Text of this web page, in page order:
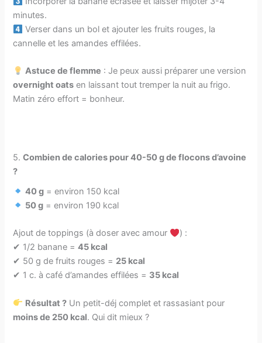
minutes.
Verser dans un bol et ajouter les fruits rouges, la
cannelle et les amandes effilées.
Astuce de flemme : Je peux aussi préparer une version
overnight oats en laissant tout tremper la nuit au frigo.
Matin zéro effort = bonheur.
5.Combien de calories pour 40-50 g de flocons d’avoine
?
40 g = environ 150 kcal
50 g = environ 190 kcal
Ajout de toppings (à doser avec amour
) :
✔ 1/2 banane =45 kcal
✔ 50 g de fruits rouges = 25 kcal
✔ 1 c. à café d’amandes effilées = 35 kcal
Résultat ? Un petit-déj complet et rassasiant pour
moins de 250 kcal. Qui dit mieux ?